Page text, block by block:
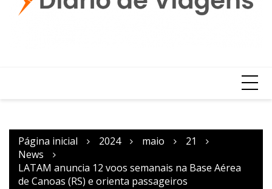
Página inicial 2024 maio
21
News
LATAM anuncia 12 voos semanais na Base Aérea
de Canoas (RS) e orienta passageiros